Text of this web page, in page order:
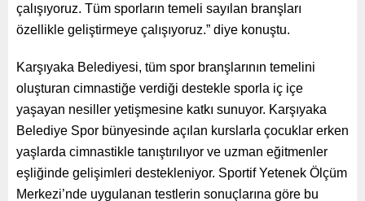
çalışıyoruz. Tüm sporların temeli sayılan branşları
özellikle geliştirmeye çalışıyoruz.” diye konuştu.
Karşıyaka Belediyesi, tüm spor branşlarının temelini
oluşturan cimnastiğe verdiği destekle sporla iç içe
yaşayan nesiller yetişmesine katkı sunuyor. Karşıyaka
Belediye Spor bünyesinde açılan kurslarla çocuklar erken
yaşlarda cimnastikle tanıştırılıyor ve uzman eğitmenler
eşliğinde gelişimleri destekleniyor. Sportif Yetenek Ölçüm
Merkezi’nde uygulanan testlerin sonuçlarına göre bu